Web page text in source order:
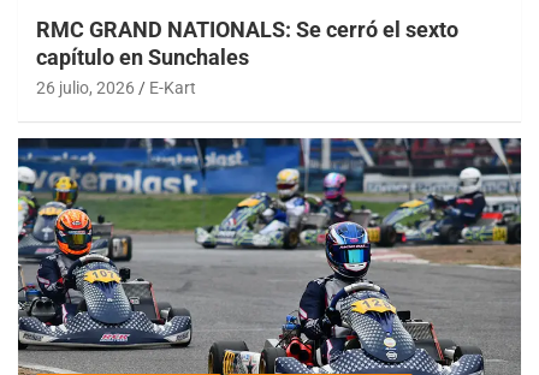
RMC GRAND NATIONALS: Se cerró el sexto
capítulo en Sunchales
26 julio, 2026 E-Kart